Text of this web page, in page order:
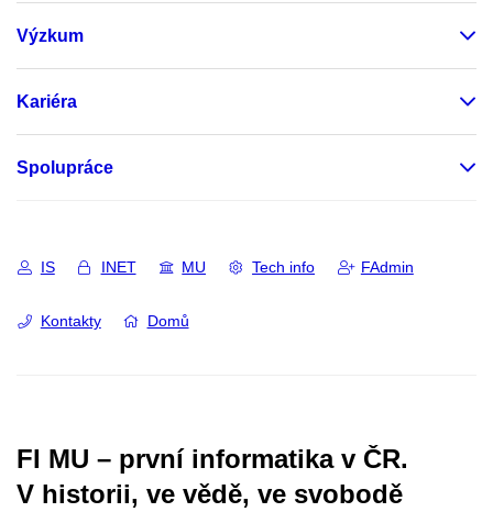
Výzkum
Kariéra
Spolupráce
IS INET MU Tech info FAdmin
Kontakty Domů
FI MU – první informatika v ČR.
V historii, ve vědě, ve svobodě